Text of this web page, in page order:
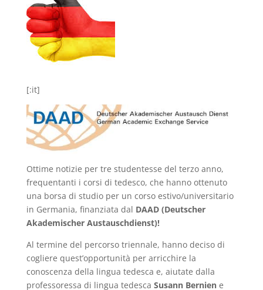
[:it]
Ottime notizie per tre studentesse del terzo anno,
frequentanti i corsi di tedesco, che hanno ottenuto
una borsa di studio per un corso estivo/universitario
in Germania, finanziata dal DAAD (Deutscher
Akademischer Austauschdienst)!
Al termine del percorso triennale, hanno deciso di
cogliere quest’opportunità per arricchire la
conoscenza della lingua tedesca e, aiutate dalla
professoressa di lingua tedesca Susann Berniene